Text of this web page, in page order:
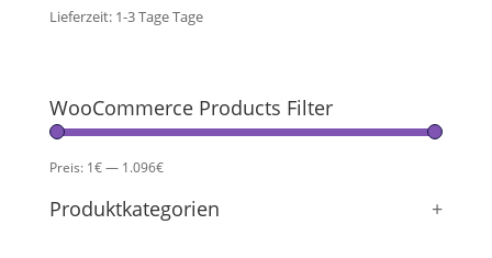
Lieferzeit: 1-3 TageTage
WooCommerce Products Filter
Preis: 1€— 1.096€
Produktkategorien +